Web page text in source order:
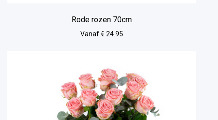
Rode rozen 70cm
Vanaf € 24.95